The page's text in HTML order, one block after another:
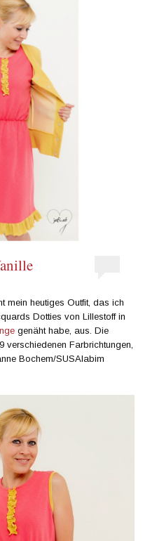
mein heutiges Outfit, das ich
Dotties von Lillestoff in
genäht habe, aus. Die
Farbrichtungen,
Bochem/SUSAlabim